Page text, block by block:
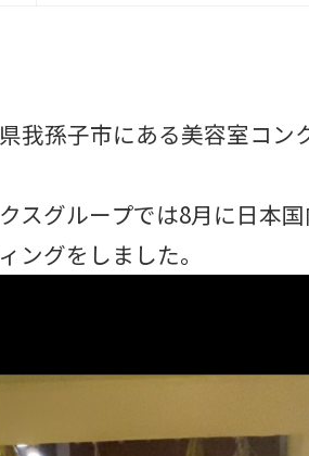
我孫子市にある美容室コ
スグループでは8月に日本
ングをしました。